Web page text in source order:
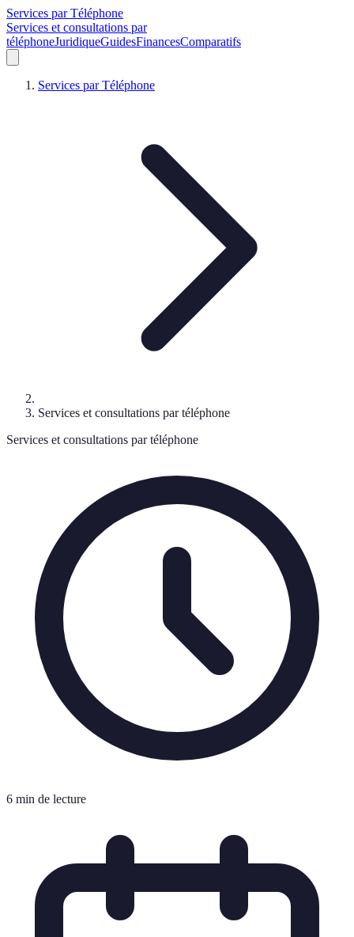
Services par Téléphone
Services et consultations par
téléphoneJuridiqueGuidesFinancesComparatifs
Services par Téléphone
Services et consultations par téléphone
Services et consultations par téléphone
6 min de lecture